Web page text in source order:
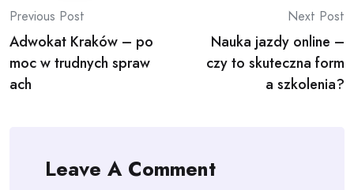
Post
navigation
Previous Post
Adwokat Kraków – po
moc w trudnych spraw
ach
Next Post
Nauka jazdy online –
czy to skuteczna form
a szkolenia?
Leave A Comment